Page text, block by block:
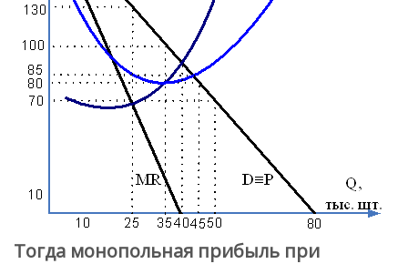
Тогда монопольная прибыль при